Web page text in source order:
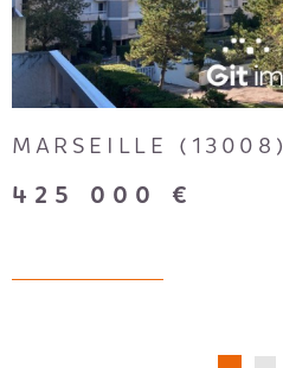
MARSEILLE (13008)
425 000 €